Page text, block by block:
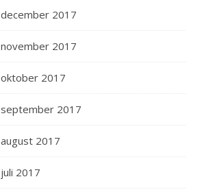
december 2017
november 2017
oktober 2017
september 2017
august 2017
juli 2017